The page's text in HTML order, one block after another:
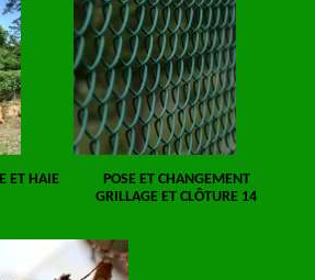
ET HAIE
POSE ET CHANGEMENT
GRILLAGE ET CLÔTURE 14